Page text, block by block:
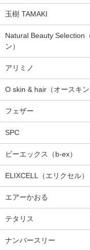
玉樹 TAMAKI
Natural Beauty Selection
ン）
アリミノ
O skin & hair（オースキン
フェザー
SPC
ビーエックス（b-ex）
ELIXCELL（エリクセル）
エアーかおる
テタリス
ナンバースリー